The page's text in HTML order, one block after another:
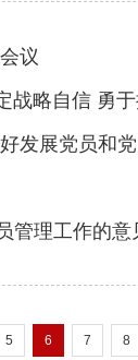
议
勇于担当作为
发展党员和
理工作的意
5 6 7 8